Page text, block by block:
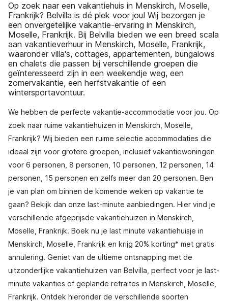
Op zoek naar een vakantiehuis in Menskirch, Moselle,
Frankrijk? Belvilla is dé plek voor jou! Wij bezorgen je
een onvergetelijke vakantie-ervaring in Menskirch,
Moselle, Frankrijk. Bij Belvilla bieden we een breed scala
aan vakantieverhuur in Menskirch, Moselle, Frankrijk,
waaronder villa's, cottages, appartementen, bungalows
en chalets die passen bij verschillende groepen die
geïnteresseerd zijn in een weekendje weg, een
zomervakantie, een herfstvakantie of een
wintersportavontuur.
We hebben de perfecte vakantie-accommodatie voor jou. Op
zoek naar ruime vakantiehuizen in Menskirch, Moselle,
Frankrijk? Wij bieden een ruime selectie accommodaties die
ideaal zijn voor grotere groepen, inclusief vakantiewoningen
voor 6 personen, 8 personen, 10 personen, 12 personen, 14
personen, 15 personen en zelfs meer dan 20 personen. Ben
je van plan om binnen de komende weken op vakantie te
gaan? Bekijk dan onze last-minute aanbiedingen. Hier vind je
verschillende afgeprijsde vakantiehuizen in Menskirch,
Moselle, Frankrijk. Boek nu je last minute vakantiehuisje in
Menskirch, Moselle, Frankrijk en krijg 20% korting* met gratis
annulering. Geniet van de ultieme ontsnapping met de
uitzonderlijke vakantiehuizen van Belvilla, perfect voor je last-
minute vakanties of geplande retraites in Menskirch, Moselle,
Frankrijk. Ontdek hieronder de verschillende soorten